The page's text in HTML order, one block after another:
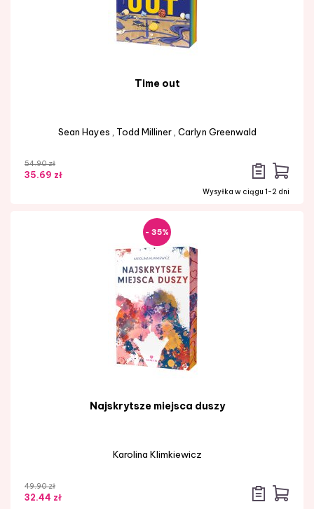
Time out
Sean Hayes Todd Milliner Carlyn Greenwald
54.90 zł
35.69 zł
Wysyłka w ciągu 1-2 dni
- 35%
Najskrytsze miejsca duszy
Karolina Klimkiewicz
49.90 zł
32.44 zł